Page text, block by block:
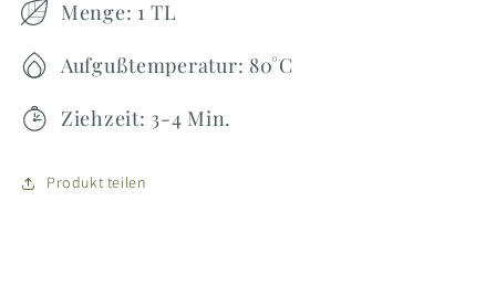
Menge: 1 TL
Aufgußtemperatur: 80°C
Ziehzeit: 3-4 Min.
Produkt teilen